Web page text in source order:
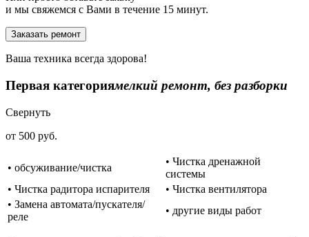
и мы свяжемся с Вами в течение 15 минут.
Заказать ремонт
Ваша техника всегда здорова!
Первая категориямелкий ремонт, без разборки
Свернуть
от 500 руб.
• обсуживание/чистка
• Чистка дренажной
системы
• Чистка радитора испарителя
• Чистка вентилятора
• Замена автомата/пускателя/
реле
• другие виды работ